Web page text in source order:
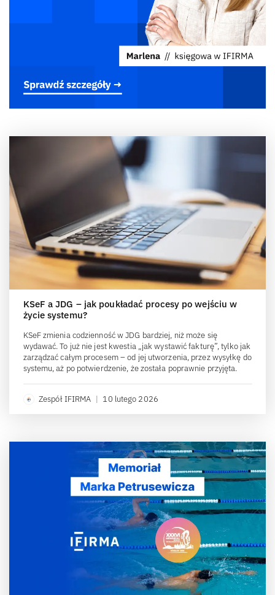
KSeF a JDG – jak poukładać procesy po wejściu w
życie systemu?
KSeF zmienia codzienność w JDG bardziej, niż może się
wydawać. To już nie jest kwestia „jak wystawić fakturę”, tylko jak
zarządzać całym procesem – od jej utworzenia, przez wysyłkę do
systemu, aż po potwierdzenie, że została poprawnie przyjęta.
Zespół IFIRMA | 10 lutego 2026